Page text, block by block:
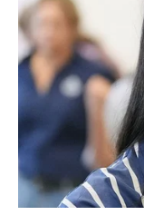
Zauzeti